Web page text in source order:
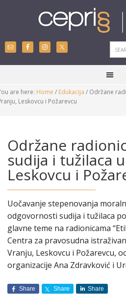
are here: Home / Edukacija / Održane
Leskovcu i Požarevcu
Održane
sudija i tužilaca
Leskovcu i
Uočavanje stepenovanja
odgovornosti sudija i tužilaca
glavne teme na radionicama
Centra za pravosudna
Vranju, Leskovcu i Požarevcu,
organizacije Ana Zdravković i
Share Share Share